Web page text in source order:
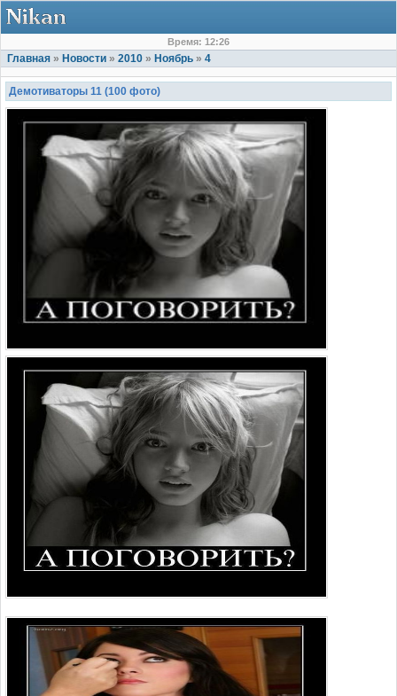
Время: 12:26
Главная » Новости » 2010 » Ноябрь » 4
Демотиваторы 11 (100 фото)